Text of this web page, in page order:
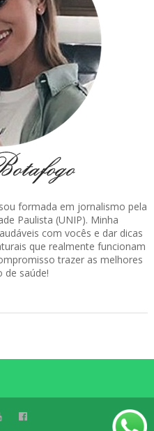
formada em jornalismo pela
Paulista (UNIP). Minha
com vocês e dar dicas
que realmente funcionam
trazer as melhores
de saúde!